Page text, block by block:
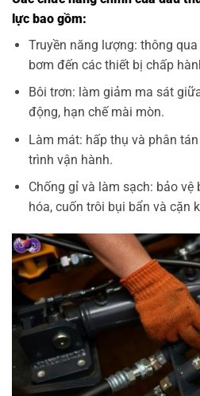
lực bao gồm:
Truyền năng lượng: thông
bơm đến các thiết bị chấp
Bôi trơn: làm giảm ma sát
động, hạn chế mài mòn.
Làm mát: hấp thụ và phân
trình vận hành.
Chống gỉ và làm sạch: bảo
hóa, cuốn trôi bụi bẩn và cặn